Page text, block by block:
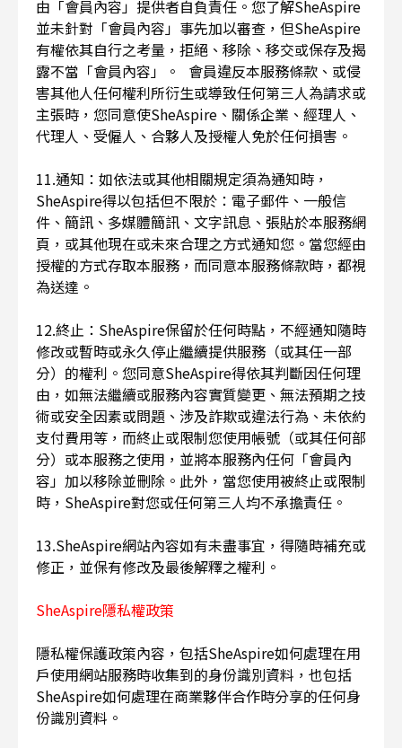
由「會員內容」提供者自負責任。您了解SheAspire
並未針對「會員內容」事先加以審查，但SheAspire
有權依其自行之考量，拒絕、移除、移交或保存及揭
露不當「會員內容」。 會員違反本服務條款、或侵
害其他人任何權利所衍生或導致任何第三人為請求或
主張時，您同意使SheAspire、關係企業、經理人、
代理人、受僱人、合夥人及授權人免於任何損害。
11.通知：如依法或其他相關規定須為通知時，
SheAspire得以包括但不限於：電子郵件、一般信
件、簡訊、多媒體簡訊、文字訊息、張貼於本服務網
頁，或其他現在或未來合理之方式通知您。當您經由
授權的方式存取本服務，而同意本服務條款時，都視
為送達。
12.終止：SheAspire保留於任何時點，不經通知隨時
修改或暫時或永久停止繼續提供服務（或其任一部
分）的權利。您同意SheAspire得依其判斷因任何理
由，如無法繼續或服務內容實質變更、無法預期之技
術或安全因素或問題、涉及詐欺或違法行為、未依約
支付費用等，而終止或限制您使用帳號（或其任何部
分）或本服務之使用，並將本服務內任何「會員內
容」加以移除並刪除。此外，當您使用被終止或限制
時，SheAspire對您或任何第三人均不承擔責任。
13.SheAspire網站內容如有未盡事宜，得隨時補充或
修正，並保有修改及最後解釋之權利。
SheAspire隱私權政策
隱私權保護政策內容，包括SheAspire如何處理在用
戶使用網站服務時收集到的身份識別資料，也包括
SheAspire如何處理在商業夥伴合作時分享的任何身
份識別資料。